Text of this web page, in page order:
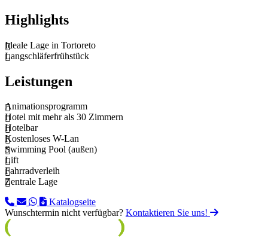
Highlights
Ideale Lage in Tortoreto
Langschläferfrühstück
Leistungen
Animationsprogramm
Hotel mit mehr als 30 Zimmern
Hotelbar
Kostenloses W-Lan
Swimming Pool (außen)
Lift
Fahrradverleih
Zentrale Lage
Katalogseite
Wunschtermin nicht verfügbar? Kontaktieren Sie uns!